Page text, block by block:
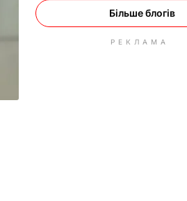
Більше блогів
РЕКЛАМА